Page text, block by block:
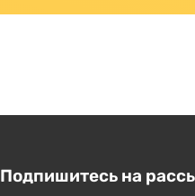
Подпишитесь на